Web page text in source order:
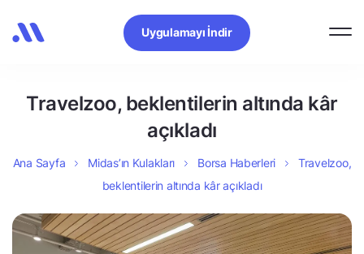
Uygulamayı İndir
Travelzoo, beklentilerin altında kâr
açıkladı
Ana Sayfa Midas’ın Kulakları Borsa Haberleri
Travelzoo,
beklentilerin altında kâr açıkladı